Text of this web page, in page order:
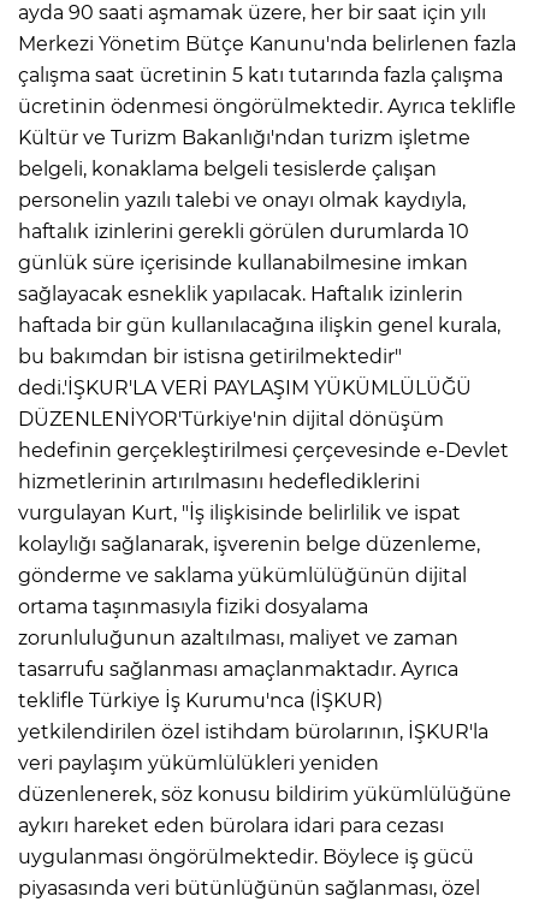
ayda 90 saati aşmamak üzere, her bir saat için yılı
Merkezi Yönetim Bütçe Kanunu'nda belirlenen fazla
çalışma saat ücretinin 5 katı tutarında fazla çalışma
ücretinin ödenmesi öngörülmektedir. Ayrıca teklifle
Kültür ve Turizm Bakanlığı'ndan turizm işletme
belgeli, konaklama belgeli tesislerde çalışan
personelin yazılı talebi ve onayı olmak kaydıyla,
haftalık izinlerini gerekli görülen durumlarda 10
günlük süre içerisinde kullanabilmesine imkan
sağlayacak esneklik yapılacak. Haftalık izinlerin
haftada bir gün kullanılacağına ilişkin genel kurala,
bu bakımdan bir istisna getirilmektedir"
dedi.'İŞKUR'LA VERİ PAYLAŞIM YÜKÜMLÜLÜĞÜ
DÜZENLENİYOR'Türkiye'nin dijital dönüşüm
hedefinin gerçekleştirilmesi çerçevesinde e-Devlet
hizmetlerinin artırılmasını hedeflediklerini
vurgulayan Kurt, "İş ilişkisinde belirlilik ve ispat
kolaylığı sağlanarak, işverenin belge düzenleme,
gönderme ve saklama yükümlülüğünün dijital
ortama taşınmasıyla fiziki dosyalama
zorunluluğunun azaltılması, maliyet ve zaman
tasarrufu sağlanması amaçlanmaktadır. Ayrıca
teklifle Türkiye İş Kurumu'nca (İŞKUR)
yetkilendirilen özel istihdam bürolarının, İŞKUR'la
veri paylaşım yükümlülükleri yeniden
düzenlenerek, söz konusu bildirim yükümlülüğüne
aykırı hareket eden bürolara idari para cezası
uygulanması öngörülmektedir. Böylece iş gücü
piyasasında veri bütünlüğünün sağlanması, özel